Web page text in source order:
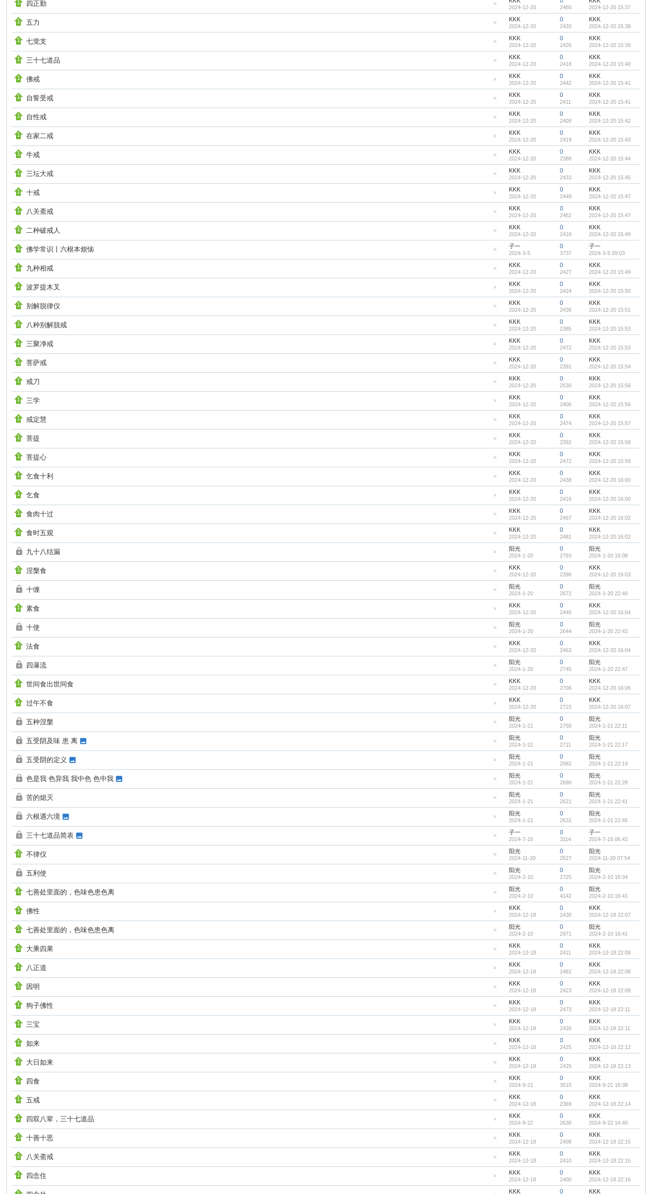
置
帖
藏
置
帖
四正勤 2024-12-20 2460 2024-12-20 15:37
藏
置
帖
五力 KKK
2024-12-20
0
2420
KKK
2024-12-20 15:38
藏
置
帖
七觉支 KKK
2024-12-20
0
2426
KKK
2024-12-20 15:39
藏
置
帖
三十七道品 KKK
2024-12-20
0
2418
KKK
2024-12-20 15:40
藏
置
帖
佛戒 KKK
2024-12-20
0
2442
KKK
2024-12-20 15:41
藏
置
帖
自誓受戒 KKK
2024-12-20
0
2411
KKK
2024-12-20 15:41
藏
置
帖
自性戒 KKK
2024-12-20
0
2409
KKK
2024-12-20 15:42
藏
置
帖
在家二戒 KKK
2024-12-20
0
2419
KKK
2024-12-20 15:43
藏
置
帖
牛戒 KKK
2024-12-20
0
2388
KKK
2024-12-20 15:44
藏
置
帖
三坛大戒 KKK
2024-12-20
0
2433
KKK
2024-12-20 15:45
藏
置
帖
十戒 KKK
2024-12-20
0
2449
KKK
2024-12-20 15:47
藏
置
帖
八关斋戒 KKK
2024-12-20
0
2462
KKK
2024-12-20 15:47
藏
置
帖
二种破戒人 KKK
2024-12-20
0
2416
KKK
2024-12-20 15:49
藏
置
帖
佛学常识丨六根本烦恼 子一
2024-3-5
0
3737
子一
2024-3-5 09:03
藏
置
帖
九种相戒 KKK
2024-12-20
0
2427
KKK
2024-12-20 15:49
藏
置
帖
波罗提木叉 KKK
2024-12-20
0
2424
KKK
2024-12-20 15:50
藏
置
帖
别解脱律仪 KKK
2024-12-20
0
2436
KKK
2024-12-20 15:51
藏
置
帖
八种别解脱戒 KKK
2024-12-20
0
2385
KKK
2024-12-20 15:53
藏
置
帖
三聚净戒 KKK
2024-12-20
0
2472
KKK
2024-12-20 15:53
藏
置
帖
菩萨戒 KKK
2024-12-20
0
2391
KKK
2024-12-20 15:54
藏
置
帖
戒刀 KKK
2024-12-20
0
2530
KKK
2024-12-20 15:56
藏
置
帖
三学 KKK
2024-12-20
0
2406
KKK
2024-12-20 15:56
藏
置
帖
戒定慧 KKK
2024-12-20
0
2474
KKK
2024-12-20 15:57
藏
置
帖
菩提 KKK
2024-12-20
0
2392
KKK
2024-12-20 15:58
藏
置
帖
菩提心 KKK
2024-12-20
0
2472
KKK
2024-12-20 15:59
藏
置
帖
乞食十利 KKK
2024-12-20
0
2438
KKK
2024-12-20 16:00
藏
置
帖
乞食 KKK
2024-12-20
0
2416
KKK
2024-12-20 16:00
藏
置
帖
食肉十过 KKK
2024-12-20
0
2467
KKK
2024-12-20 16:02
藏
置
帖
食时五观 KKK
2024-12-20
0
2481
KKK
2024-12-20 16:02
藏
置
帖
九十八结漏 阳光
2024-1-20
0
2793
阳光
2024-1-20 16:08
藏
置
帖
涅槃食 KKK
2024-12-20
0
2396
KKK
2024-12-20 16:03
藏
置
帖
十缠 阳光
2024-1-20
0
2672
阳光
2024-1-20 22:40
藏
置
帖
素食 KKK
2024-12-20
0
2445
KKK
2024-12-20 16:04
藏
置
帖
十使 阳光
2024-1-20
0
2644
阳光
2024-1-20 22:42
藏
置
帖
法食 KKK
2024-12-20
0
2463
KKK
2024-12-20 16:04
藏
置
帖
四瀑流 阳光
2024-1-20
0
2745
阳光
2024-1-20 22:47
藏
置
帖
世间食出世间食 KKK
2024-12-20
0
2706
KKK
2024-12-20 16:06
藏
置
帖
过午不食 KKK
2024-12-20
0
2723
KKK
2024-12-20 16:07
藏
置
帖
五种涅槃 阳光
2024-1-21
0
2750
阳光
2024-1-21 22:11
藏
置
帖
五受阴及味 患 离 阳光
2024-1-21
0
2711
阳光
2024-1-21 22:17
藏
置
帖
五受阴的定义 阳光
2024-1-21
0
2982
阳光
2024-1-21 22:19
藏
置
帖
色是我 色异我 我中色 色中我 阳光
2024-1-21
0
2690
阳光
2024-1-21 22:28
藏
置
帖
苦的熄灭 阳光
2024-1-21
0
2621
阳光
2024-1-21 22:41
藏
置
帖
六根遇六境 阳光
2024-1-21
0
2631
阳光
2024-1-21 22:45
藏
置
帖
三十七道品简表 子一
2024-7-15
0
3114
子一
2024-7-15 06:42
藏
置
帖
不律仪 阳光
2024-11-20
0
2527
阳光
2024-11-20 07:54
藏
置
帖
五利使 阳光
2024-2-10
0
2725
阳光
2024-2-10 16:34
藏
置
帖
七善处里面的，色味色患色离 阳光
2024-2-10
0
4142
阳光
2024-2-10 16:41
藏
置
帖
佛性 KKK
2024-12-18
0
2430
KKK
2024-12-18 22:07
藏
置
帖
七善处里面的，色味色患色离 阳光
2024-2-10
0
2971
阳光
2024-2-10 16:41
藏
置
帖
大乘四果 KKK
2024-12-18
0
2411
KKK
2024-12-18 22:08
藏
置
帖
八正道 KKK
2024-12-18
0
2481
KKK
2024-12-18 22:08
藏
置
帖
因明 KKK
2024-12-18
0
2423
KKK
2024-12-18 22:09
藏
置
帖
狗子佛性 KKK
2024-12-18
0
2473
KKK
2024-12-18 22:11
藏
置
帖
三宝 KKK
2024-12-18
0
2426
KKK
2024-12-18 22:11
藏
置
帖
如来 KKK
2024-12-18
0
2425
KKK
2024-12-18 22:12
藏
置
帖
大日如来 KKK
2024-12-18
0
2425
KKK
2024-12-18 22:13
藏
置
帖
四食 KKK
2024-9-21
0
3515
KKK
2024-9-21 16:38
藏
置
帖
五戒 KKK
2024-12-18
0
2369
KKK
2024-12-18 22:14
藏
置
帖
四双八辈，三十七道品 KKK
2024-9-22
0
2630
KKK
2024-9-22 14:40
藏
置
帖
十善十恶 KKK
2024-12-18
0
2408
KKK
2024-12-18 22:15
藏
置
帖
八关斋戒 KKK
2024-12-18
0
2410
KKK
2024-12-18 22:15
藏
四念住 KKK
2024-12-18
0
2400
KKK
2024-12-18 22:16
KKK 0 KKK